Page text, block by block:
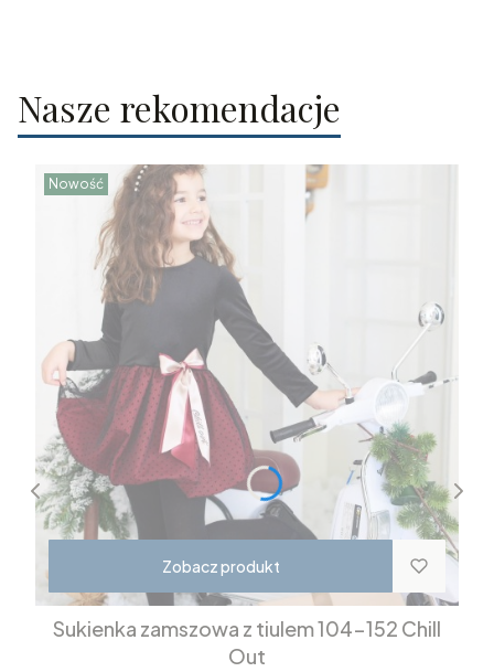
Nasze rekomendacje
Nowość
Zobacz produkt
Sukienka zamszowa z tiulem 104-152 Chill
Out